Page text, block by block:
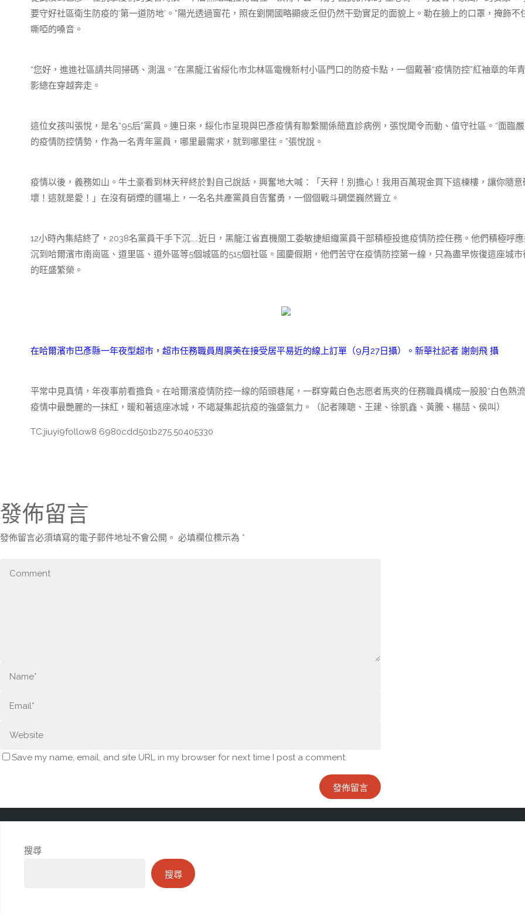
要守好社區衛生防疫的‘第一道防地’。”陽光透過窗花，照在劉開國略顯疲乏但仍然干勁實足的面貌上。勒在臉上的口罩，掩飾不
嘶啞的嗓音。
“您好，進進社區請共同掃碼、測溫。”在黑龍江省綏化市北林區電機新村小區門口的防疫卡點，一個戴著“疫情防控”紅袖章的年
影總在穿越奔走。
這位女孩叫張悅，是名“95后”黨員。連日來，綏化市呈現與巴彥疫情有聯繫關係簡直診病例，張悅聞令而動、值守社區。“面臨
的疫情防控情勢，作為一名青年黨員，哪里最需求，就到哪里往。”張悅說。
疫情以後，義務如山。牛土豪看到林天秤終於對自己說話，興奮地大喊：「天秤！別擔心！我用百萬現金買下這棟樓，讓你隨意
壞！這就是愛！」在沒有硝煙的疆場上，一名名共產黨員自告奮勇，一個個戰斗碉堡巍然聳立。
12小時內集結終了，2038名黨員干手下沉……近日，黑龍江省直機關工委敏捷組織黨員干部積極投進疫情防控任務。他們積極呼
沉到哈爾濱市南崗區、道里區、道外區等5個城區的515個社區。國慶假期，他們苦守在疫情防控第一線，只為盡早恢復這座城市
的旺盛繁榮。
在哈爾濱市巴彥縣一年夜型超市，超市任務職員周廣美在接受居平易近的線上訂單（9月27日攝）。新華社記者 謝劍飛 攝
平常中見真情，年夜事前看擔負。在哈爾濱疫情防控一線的陌頭巷尾，一群穿戴白色志愿者馬夾的任務職員構成一股股“白色熱流
疫情中最艷麗的一抹紅，暖和著這座冰城，不竭凝集起抗疫的強盛氣力。（記者陳聰、王建、徐凱鑫、黃騰、楊喆、侯叫）
TC:jiuyi9follow8 6980cdd501b275.50405330
發佈留言
發佈留言必須填寫的電子郵件地址不會公開。 必填欄位標示為 *
Save my name, email, and site URL in my browser for next time I post a comment.
搜尋
搜尋